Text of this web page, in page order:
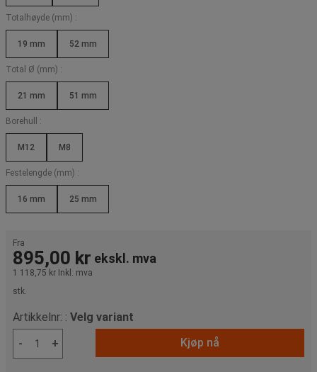
Totalhøyde (mm) :
19 mm 52 mm
Total Ø (mm) :
21 mm 51 mm
Borehull :
M12 M8
Festelengde (mm) :
16 mm 25 mm
Fra
895,00 kr ekskl. mva
1 118,75 kr Inkl. mva
stk.
Artikkelnr: : Velg variant
-
+ Kjøp nå